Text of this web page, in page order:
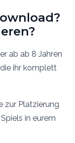
ab ab 8 Jahren
ihr komplett
zur Platzierung
in eurem